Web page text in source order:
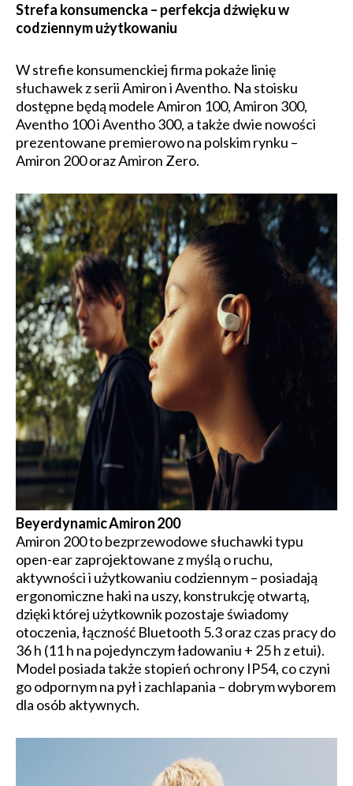
Strefa konsumencka – perfekcja dźwięku w
codziennym użytkowaniu
W strefie konsumenckiej firma pokaże linię
słuchawek z serii Amiron i Aventho. Na stoisku
dostępne będą modele Amiron 100, Amiron 300,
Aventho 100 i Aventho 300, a także dwie nowości
prezentowane premierowo na polskim rynku –
Amiron 200 oraz Amiron Zero.
Beyerdynamic Amiron 200
Amiron 200 to bezprzewodowe słuchawki typu
open-ear zaprojektowane z myślą o ruchu,
aktywności i użytkowaniu codziennym – posiadają
ergonomiczne haki na uszy, konstrukcję otwartą,
dzięki której użytkownik pozostaje świadomy
otoczenia, łączność Bluetooth 5.3 oraz czas pracy do
36 h (11 h na pojedynczym ładowaniu + 25 h z etui).
Model posiada także stopień ochrony IP54, co czyni
go odpornym na pył i zachlapania – dobrym wyborem
dla osób aktywnych.